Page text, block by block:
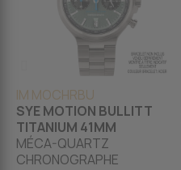
IM MOCHRBU
SYE MOTION BULLITT
TITANIUM 41MM
MÉCA-QUARTZ
CHRONOGRAPHE